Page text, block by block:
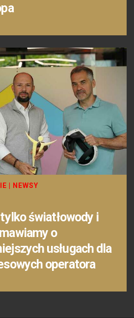
NEWSY
światłowody i
o
usługach dla
operatora